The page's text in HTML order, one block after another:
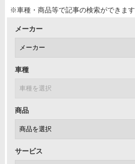
※車種・商品等で記事の検索ができます
メーカー
車種
商品
サービス